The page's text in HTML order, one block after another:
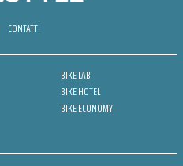
CONTATTI
BIKE LAB
BIKE HOTEL
BIKE ECONOMY